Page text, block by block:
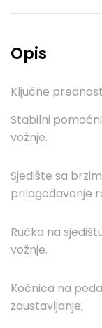
Opis
Ključne
Stabilni
vožnje.
Sjedište sa
prilagođavanje
Ručka na
vožnje.
Kočnica na
zaustavljanje;